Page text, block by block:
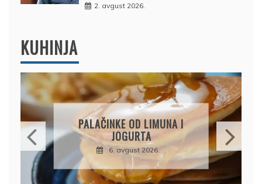
2. avgust 2026.
KUHINJA
BRZI KOLAČ BEZ PEČENJA:
PIŠKOTE, MALINE I
ČOKOLADA U SAVRŠENOJ
KOMBINACIJI
6. avgust 2026.